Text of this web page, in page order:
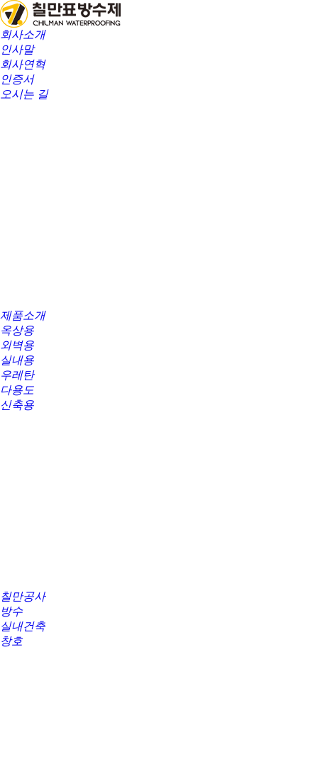
회사소개
인사말
회사연혁
인증서
오시는 길
제품소개
옥상용
외벽용
실내용
우레탄
다용도
신축용
칠만공사
방수
실내건축
창호